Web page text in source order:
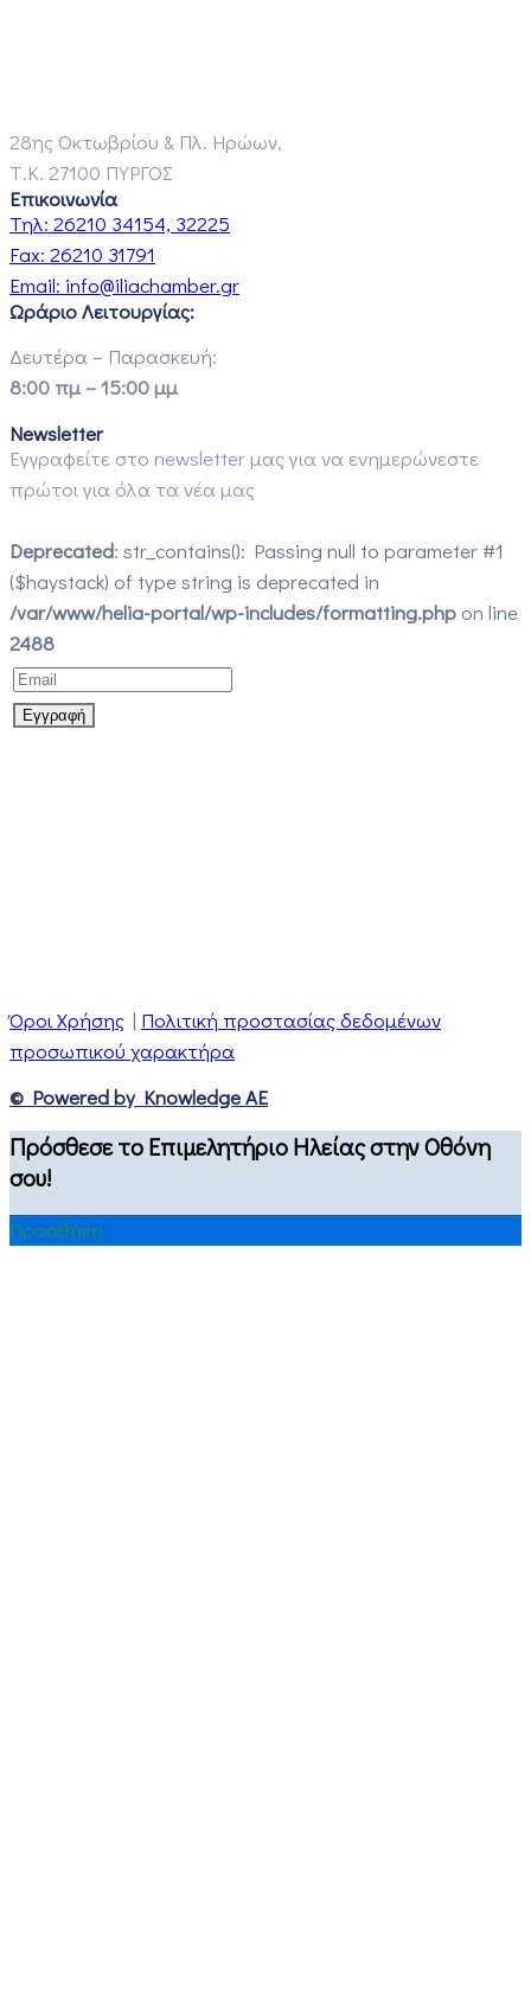
28ης Οκτωβρίου & Πλ. Ηρώων,
Τ.Κ. 27100 ΠΥΡΓΟΣ
Επικοινωνία
Τηλ: 26210 34154, 32225
Fax: 26210 31791
Email: info@iliachamber.gr
Ωράριο Λειτουργίας:
Δευτέρα – Παρασκευή:
8:00 πμ – 15:00 μμ
Newsletter
Εγγραφείτε στο newsletter μας για να ενημερώνεστε
πρώτοι για όλα τα νέα μας
Deprecated: str_contains(): Passing null to parameter #1
($haystack) of type string is deprecated in
/var/www/helia-portal/wp-includes/formatting.php on line
2488
Όροι Χρήσης | Πολιτική προστασίας δεδομένων
προσωπικού χαρακτήρα
© Powered by Knowledge AE
Πρόσθεσε το Επιμελητήριο Ηλείας στην Οθόνη
σου!
Προσθήκη